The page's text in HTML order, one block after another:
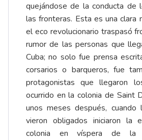
quejándose de la conducta de
las fronteras. Esta es una clara
el eco revolucionario traspasó
rumor de las personas que
Cuba; no solo fue prensa
corsarios o barqueros, fue
protagonistas que llegaron
ocurrido en la colonia de Saint
unos meses después, cuando
vieron obligados iniciaron la
colonia en víspera de la